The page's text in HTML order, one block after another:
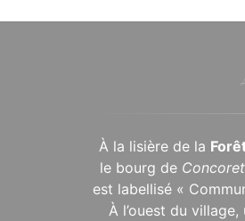
À la lisière de la
le bourg de Concoret
est labellisé «
À l’ouest du